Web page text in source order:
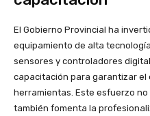
El Gobierno Provincial ha
equipamiento de alta
sensores y controladores
capacitación para garantizar el
herramientas. Este esfuerzo
también fomenta la